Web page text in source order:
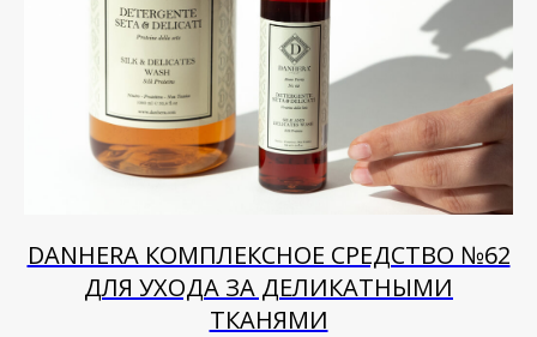
DANHERA КОМПЛЕКСНОЕ СРЕДСТВО №62
ДЛЯ УХОДА ЗА ДЕЛИКАТНЫМИ
ТКАНЯМИ